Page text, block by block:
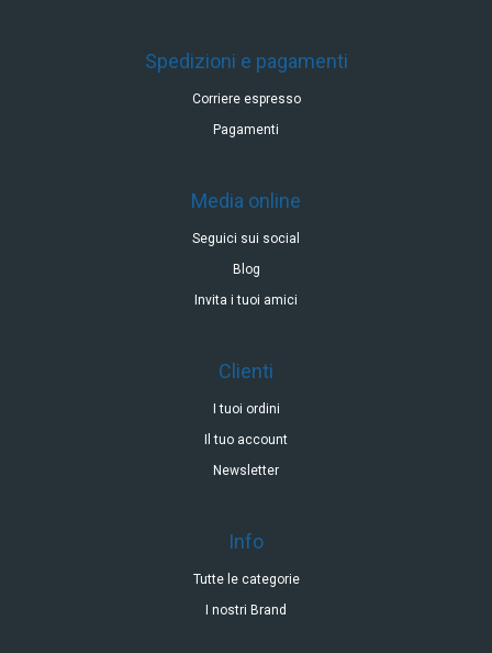
Spedizioni e pagamenti
Corriere espresso
Pagamenti
Media online
Seguici sui social
Blog
Invita i tuoi amici
Clienti
I tuoi ordini
Il tuo account
Newsletter
Info
Tutte le categorie
I nostri Brand